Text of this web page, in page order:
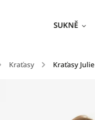
SUKNĚ
Kraťasy / Kraťasy Julie